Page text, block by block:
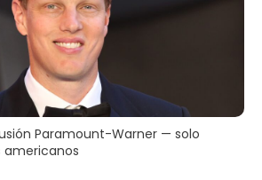
Paramount-Warner — solo
americanos